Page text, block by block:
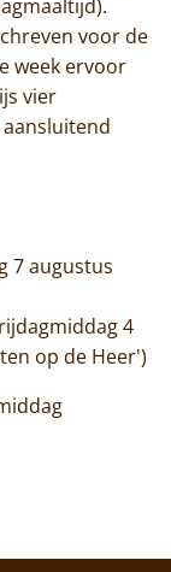
voor de
week ervoor
vier
7 augustus
4
op de Heer')